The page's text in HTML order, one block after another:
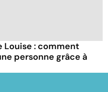
Louise : comment
personne grâce à